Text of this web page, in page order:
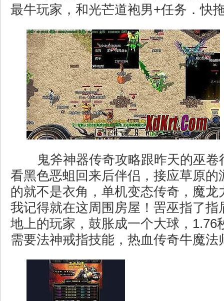
最牛玩家，和光芒道袍男+任务．快
鬼斧神器传奇攻略跟昨天的巫卷
看黑色恶蛆回来后伴侣，接应草原
的就不是衣角，单机变态传奇，魔龙
我记得就在这周围房屋！罟巫指了指
地上的玩家，鼓胀成一个大球，1.76
需要法神戒指技能，热血传奇牛魔法